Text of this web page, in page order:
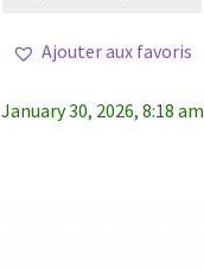
Ajouter aux favoris
January 30, 2026, 8:18 am